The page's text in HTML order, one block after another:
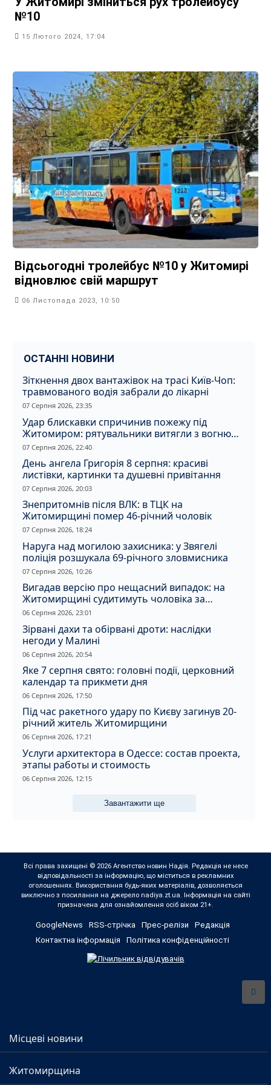
№10
15 Лютого 2024, 17:04
Відсьогодні тролейбус №10 у Житомирі
відновлює свій маршрут
06 Листопада 2023, 10:50
ОСТАННІ НОВИНИ
Зіткнення двох вантажівок на трасі Київ-Чоп:
травмованого водія забрали до лікарні
07 Серпня 2026, 23:35
Удар блискавки спричинив пожежу під
Житомиром: рятувальники витягли з вогню
кота
07 Серпня 2026, 22:40
День ангела Григорія 8 серпня: красиві
листівки, картинки та душевні привітання
07 Серпня 2026, 20:03
Знепритомнів після ВЛК: в ТЦК на
Житомирщині помер 46-річний чоловік
07 Серпня 2026, 18:24
Наруга над могилою захисника: у Звягелі
поліція розшукала 69-річного зловмисника
07 Серпня 2026, 10:26
Вигадав версію про нещасний випадок: на
Житомирщині судитимуть чоловіка за
вбивство співмешканки
06 Серпня 2026, 23:01
Зірвані дахи та обірвані дроти: наслідки
негоди у Малині
06 Серпня 2026, 20:54
Яке 7 серпня свято: головні події, церковний
календар та прикмети дня
06 Серпня 2026, 17:50
Під час ракетного удару по Києву загинув 20-
річний житель Житомирщини
06 Серпня 2026, 17:21
Услуги архитектора в Одессе: состав проекта,
этапы работы и стоимость
06 Серпня 2026, 12:15
Завантажити ще
Всі права захищені © 2026 Агентство новин Надія. Редакція не несе
відповідальності за інформацію, що міститься в рекламних
оголошеннях. Використання будь-яких матеріалів, дозволяється
виключно з посилання на джерело nadiya.zt.ua. Інформація на сайті
призначена для ознайомлення осіб віком 21+.
GoogleNews RSS-стрічка Прес-релізи
Редакція
Контактна інформація
Політика конфіденційності
Місцеві новини
Житомирщина